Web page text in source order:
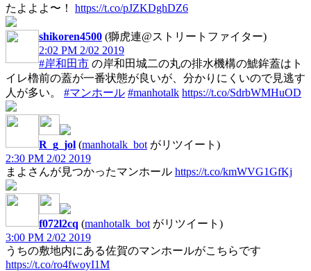
たよよよ〜！ https://t.co/pJZKDghDZ6
shikoren4500 (獅虎連@ストリートファイター)
2:02 PM 2/02 2019
#岸和田市 の岸和田城二の丸の排水機構の鯱鉾蓋はト
イレ櫓前の蓋が一番状態が良いが、分かりにくいので見逃す
人が多い。 #マンホール #manhotalk https://t.co/SdrbWMHuOD
R_g_jol (manhotalk_bot がリツイート)
2:30 PM 2/02 2019
まよさんが見つかったマンホール https://t.co/kmWVG1GfKj
f072l2cq (manhotalk_bot がリツイート)
3:00 PM 2/02 2019
うちの敷地内にある佐賀のマンホールがこちらです
https://t.co/ro4fwoyI1M